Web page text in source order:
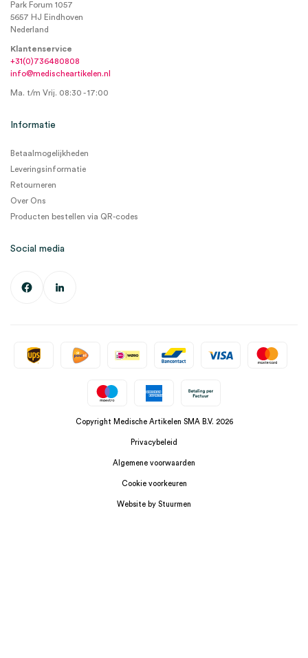
Park Forum 1057
5657 HJ Eindhoven
Nederland
Klantenservice
+31(0)736480808
info@medischeartikelen.nl
Ma. t/m Vrij. 08:30 - 17:00
Informatie
Betaalmogelijkheden
Leveringsinformatie
Retourneren
Over Ons
Producten bestellen via QR-codes
Social media
Copyright Medische Artikelen SMA B.V. 2026
Privacybeleid
Algemene voorwaarden
Cookie voorkeuren
Website by Stuurmen